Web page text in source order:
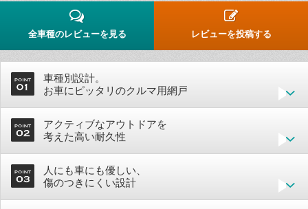
全車種のレビューを見る レビューを投稿する
車種別設計。
お車にピッタリのクルマ用網戸
アクティブなアウトドアを
考えた高い耐久性
人にも車にも優しい、
傷のつきにくい設計